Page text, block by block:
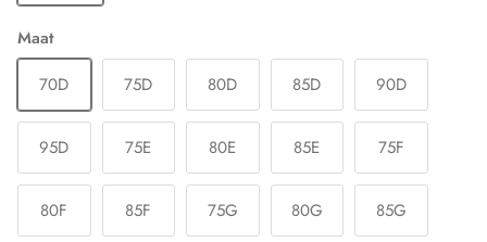
Maat
70D
75D 80D 85D 90D
95D 75E 80E 85E 75F
80F 85F 75G 80G 85G